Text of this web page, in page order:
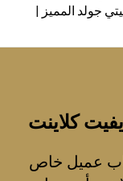
جولد المميز |
كلاينت
عميل خاص